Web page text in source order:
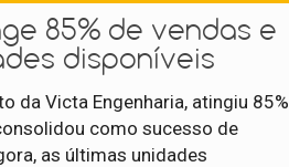
85% de vendas e
disponíveis
da Victa Engenharia, atingiu 85%
como sucesso de
as últimas unidades